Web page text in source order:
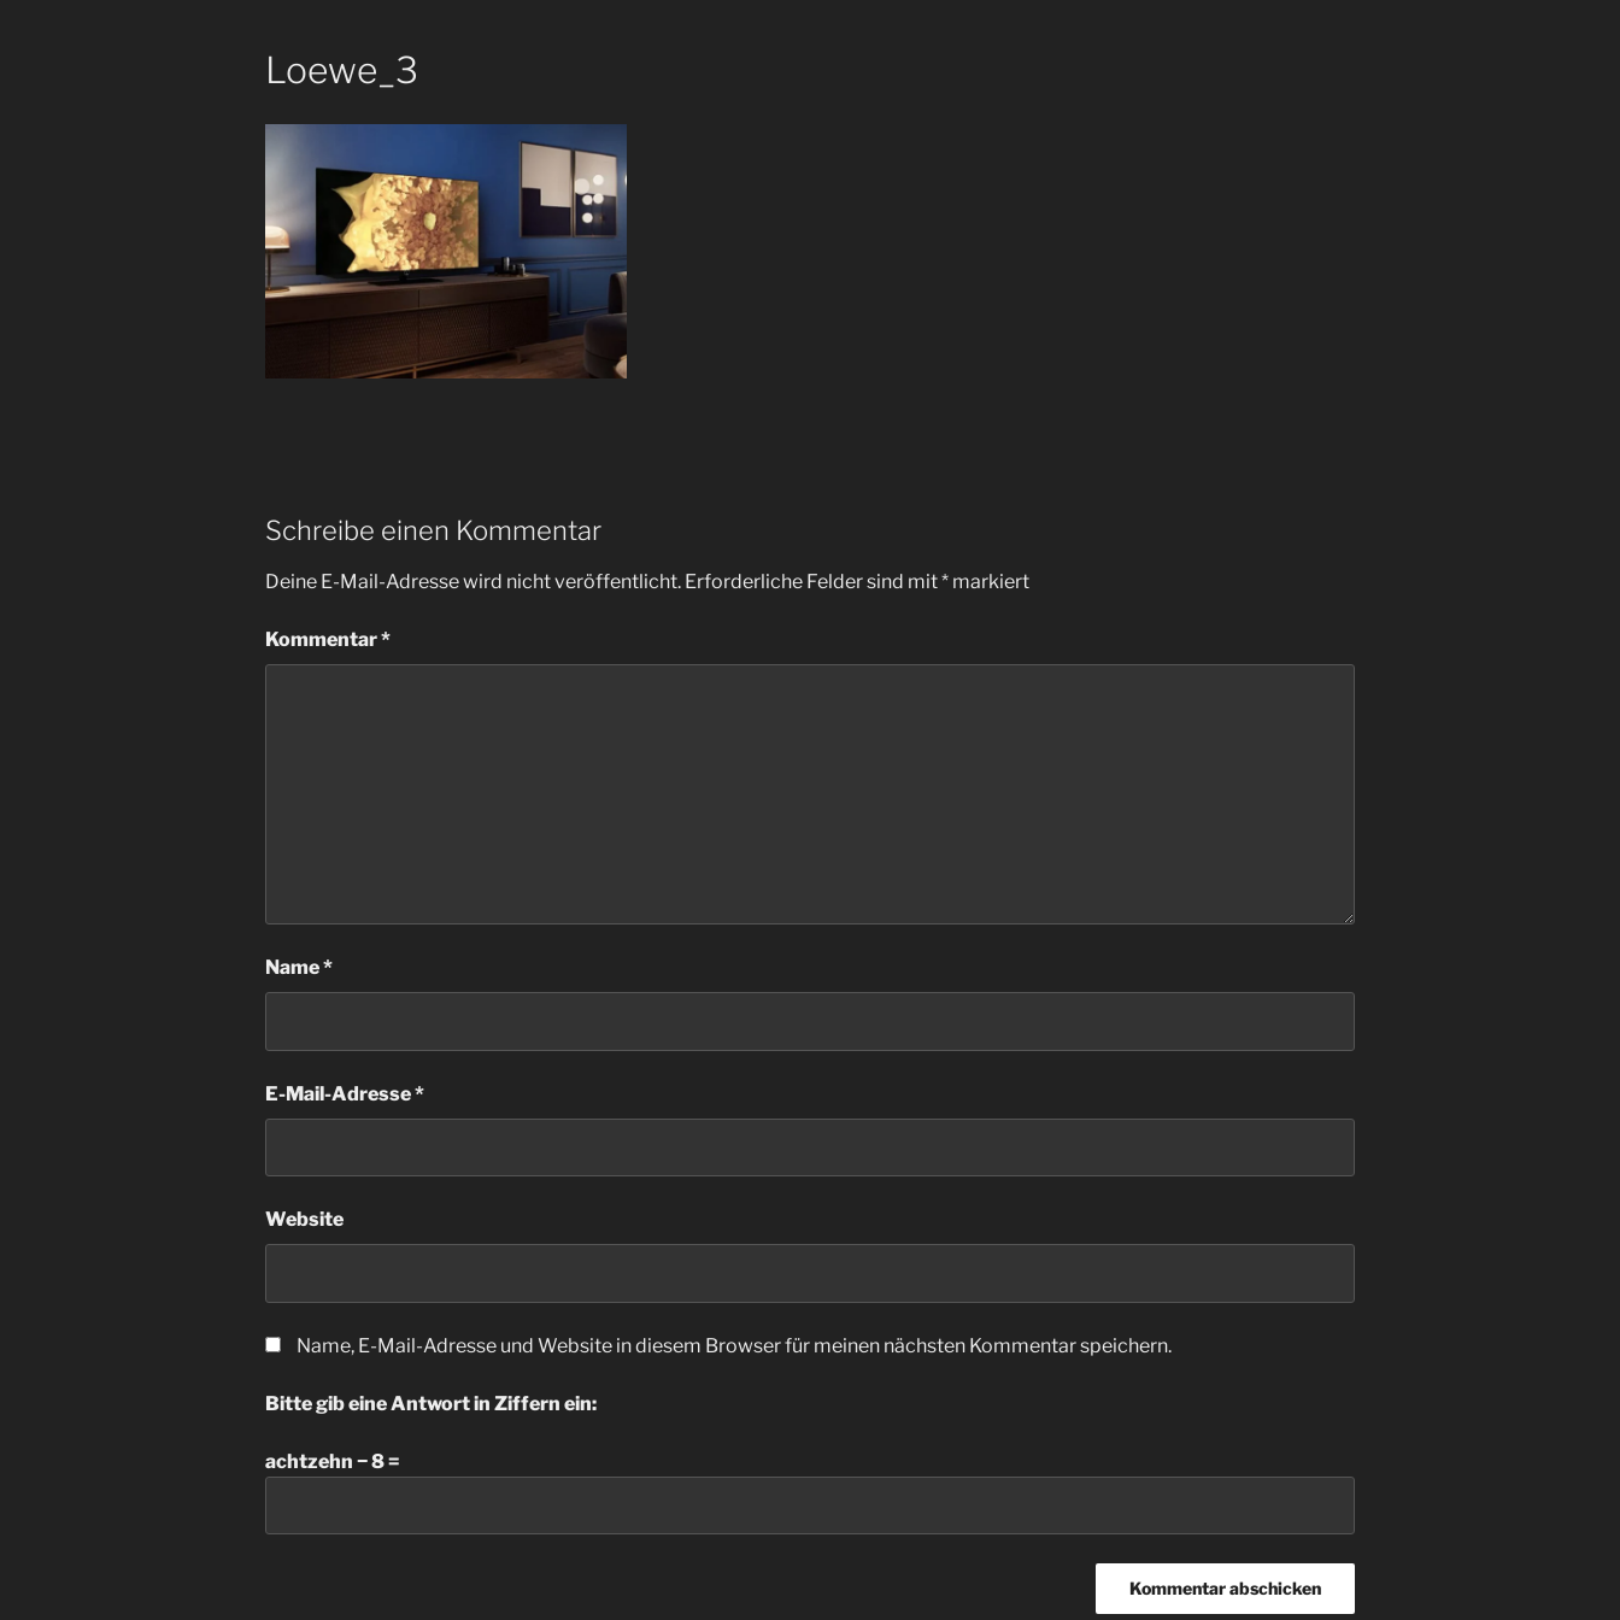
Loewe_3
Schreibe einen Kommentar
Deine E-Mail-Adresse wird nicht veröffentlicht. Erforderliche Felder sind mit* markiert
Kommentar*
Name*
E-Mail-Adresse*
Website
Name, E-Mail-Adresse und Website in diesem Browser für meinen nächsten Kommentar speichern.
Bitte gib eine Antwort in Ziffern ein:
achtzehn − 8 =